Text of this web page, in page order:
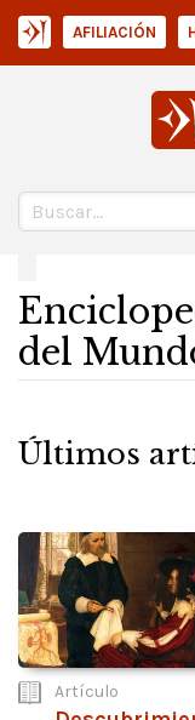
AFILIACIÓN
del
Últimos
Artículo